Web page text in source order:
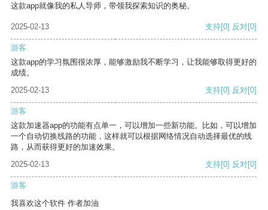
这款app就像我的私人导师，带领我探索知识的奥秘。
2025-02-13 支持[0] 反对[0]
游客
这款app的学习氛围很浓厚，能够激励我不断学习，让我能够取得更好的
成绩。
2025-02-13
支持[0] 反对[0]
游客
这款加速器app的功能有点单一，可以增加一些新功能。比如，可以增加
一个自动切换线路的功能，这样就可以根据网络情况自动选择最优的线
路，从而获得更好的加速效果。
2025-02-13
支持[0] 反对[0]
游客
我喜欢这个软件 作者加油